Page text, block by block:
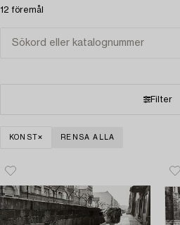
12 föremål
Filter
KONST RENSA ALLA